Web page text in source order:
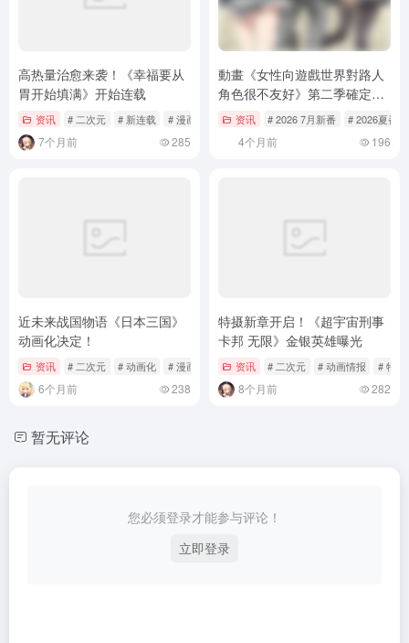
高热量治愈来袭！《幸福要从
胃开始填满》开始连载
资讯 # 二次元 # 新连载 # 漫画
7个月前 285
動畫《女性向遊戲世界對路人
角色很不友好》第二季確定
2026年7月開播！第一彈關鍵
視覺及PV公開
资讯 # 2026 7月新番 # 2026夏番
4个月前 196
近未来战国物语《日本三国》
动画化决定！
资讯 # 二次元 # 动画化 # 漫画
6个月前 238
特摄新章开启！《超宇宙刑事
卡邦 无限》金银英雄曝光
资讯 # 二次元 # 动画情报 # 特摄
8个月前 282
暂无评论
您必须登录才能参与评论！
立即登录